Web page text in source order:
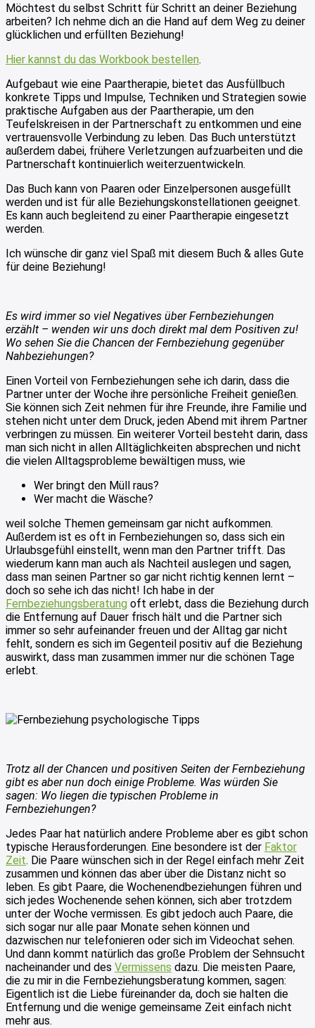
Möchtest du selbst Schritt für Schritt an deiner Beziehung
arbeiten? Ich nehme dich an die Hand auf dem Weg zu deiner
glücklichen und erfüllten Beziehung!
Hier kannst du das Workbook bestellen.
Aufgebaut wie eine Paartherapie, bietet das Ausfüllbuch
konkrete Tipps und Impulse, Techniken und Strategien sowie
praktische Aufgaben aus der Paartherapie, um den
Teufelskreisen in der Partnerschaft zu entkommen und eine
vertrauensvolle Verbindung zu leben. Das Buch unterstützt
außerdem dabei, frühere Verletzungen aufzuarbeiten und die
Partnerschaft kontinuierlich weiterzuentwickeln.
Das Buch kann von Paaren oder Einzelpersonen ausgefüllt
werden und ist für alle Beziehungskonstellationen geeignet.
Es kann auch begleitend zu einer Paartherapie eingesetzt
werden.
Ich wünsche dir ganz viel Spaß mit diesem Buch & alles Gute
für deine Beziehung!
Es wird immer so viel Negatives über Fernbeziehungen
erzählt – wenden wir uns doch direkt mal dem Positiven zu!
Wo sehen Sie die Chancen der Fernbeziehung gegenüber
Nahbeziehungen?
Einen Vorteil von Fernbeziehungen sehe ich darin, dass die
Partner unter der Woche ihre persönliche Freiheit genießen.
Sie können sich Zeit nehmen für ihre Freunde, ihre Familie und
stehen nicht unter dem Druck, jeden Abend mit ihrem Partner
verbringen zu müssen. Ein weiterer Vorteil besteht darin, dass
man sich nicht in allen Alltäglichkeiten absprechen und nicht
die vielen Alltagsprobleme bewältigen muss, wie
Wer bringt den Müll raus?
Wer macht die Wäsche?
weil solche Themen gemeinsam gar nicht aufkommen.
Außerdem ist es oft in Fernbeziehungen so, dass sich ein
Urlaubsgefühl einstellt, wenn man den Partner trifft. Das
wiederum kann man auch als Nachteil auslegen und sagen,
dass man seinen Partner so gar nicht richtig kennen lernt –
doch so sehe ich das nicht! Ich habe in der
Fernbeziehungsberatung oft erlebt, dass die Beziehung durch
die Entfernung auf Dauer frisch hält und die Partner sich
immer so sehr aufeinander freuen und der Alltag gar nicht
fehlt, sondern es sich im Gegenteil positiv auf die Beziehung
auswirkt, dass man zusammen immer nur die schönen Tage
erlebt.
Trotz all der Chancen und positiven Seiten der Fernbeziehung
gibt es aber nun doch einige Probleme. Was würden Sie
sagen: Wo liegen die typischen Probleme in
Fernbeziehungen?
Jedes Paar hat natürlich andere Probleme aber es gibt schon
typische Herausforderungen. Eine besondere ist der Faktor
Zeit. Die Paare wünschen sich in der Regel einfach mehr Zeit
zusammen und können das aber über die Distanz nicht so
leben. Es gibt Paare, die Wochenendbeziehungen führen und
sich jedes Wochenende sehen können, sich aber trotzdem
unter der Woche vermissen. Es gibt jedoch auch Paare, die
sich sogar nur alle paar Monate sehen können und
dazwischen nur telefonieren oder sich im Videochat sehen.
Und dann kommt natürlich das große Problem der Sehnsucht
nacheinander und des Vermissens dazu. Die meisten Paare,
die zu mir in die Fernbeziehungsberatung kommen, sagen:
Eigentlich ist die Liebe füreinander da, doch sie halten die
Entfernung und die wenige gemeinsame Zeit einfach nicht
mehr aus.